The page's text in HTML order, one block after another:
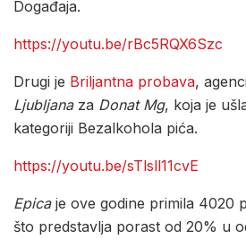
Događaja.
https://youtu.be/rBc5RQX6Szc
Drugi je Briljantna probava,
Ljubljanaza Donat Mg, koja je
kategoriji Bezalkohola pića.
https://youtu.be/sTlsll11cvE
Epicaje ove godine primila 4020
što predstavlja porast od 20% u